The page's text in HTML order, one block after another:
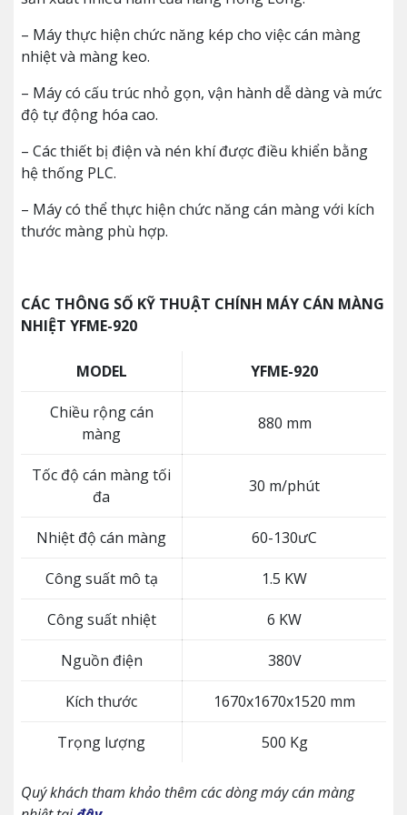
– Máy thực hiện chức năng kép cho việc cán màng
nhiệt và màng keo.
– Máy có cấu trúc nhỏ gọn, vận hành dễ dàng và mức
độ tự động hóa cao.
– Các thiết bị điện và nén khí được điều khiển bằng
hệ thống PLC.
– Máy có thể thực hiện chức năng cán màng với kích
thước màng phù hợp.
CÁC THÔNG SỐ KỸ THUẬT CHÍNH MÁY CÁN MÀNG
NHIỆT YFME-920
MODEL YFME-920
Chiều rộng cán
màng
880 mm
Tốc độ cán màng tối
đa
30 m/phút
Nhiệt độ cán màng 60-130ưC
Công suất mô tạ 1.5 KW
Công suất nhiệt 6 KW
Nguồn điện 380V
Kích thước 1670x1670x1520 mm
Trọng lượng 500 Kg
Quý khách tham khảo thêm các dòng máy cán màng